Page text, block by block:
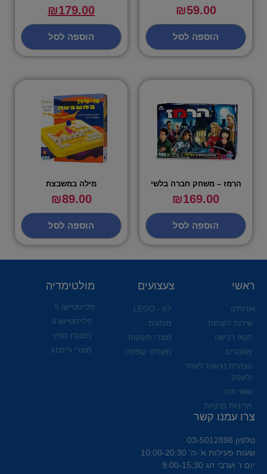
₪59.00
הוספה לסל
₪179.00
הוספה לסל
הרמז – משחק חברה בלשי
₪169.00
הוספה לסל
מילה במשבצת
₪89.00
הוספה לסל
ראשי
אודותינו
שירות לקוחות
תנאי רכישה
מאמרים
הצהרת נגישות לאתר
ולעסק
שושי זוהר
מדיניות פרטיות
צעצועים
לגו - LEGO
מותגים
מוצרי תינוקות
משחקי קופסה
מולטימדיה
פלייסטיישן 5
פלייסטיישן 4
נינטנדו סוויץ
מוצרי גיימינג
צרו עמנו קשר
טלפון 03-5012898
שעות פעילות א’-ה’ 10:00-20:30
יום ו' וערבי חג 9:00-15:30